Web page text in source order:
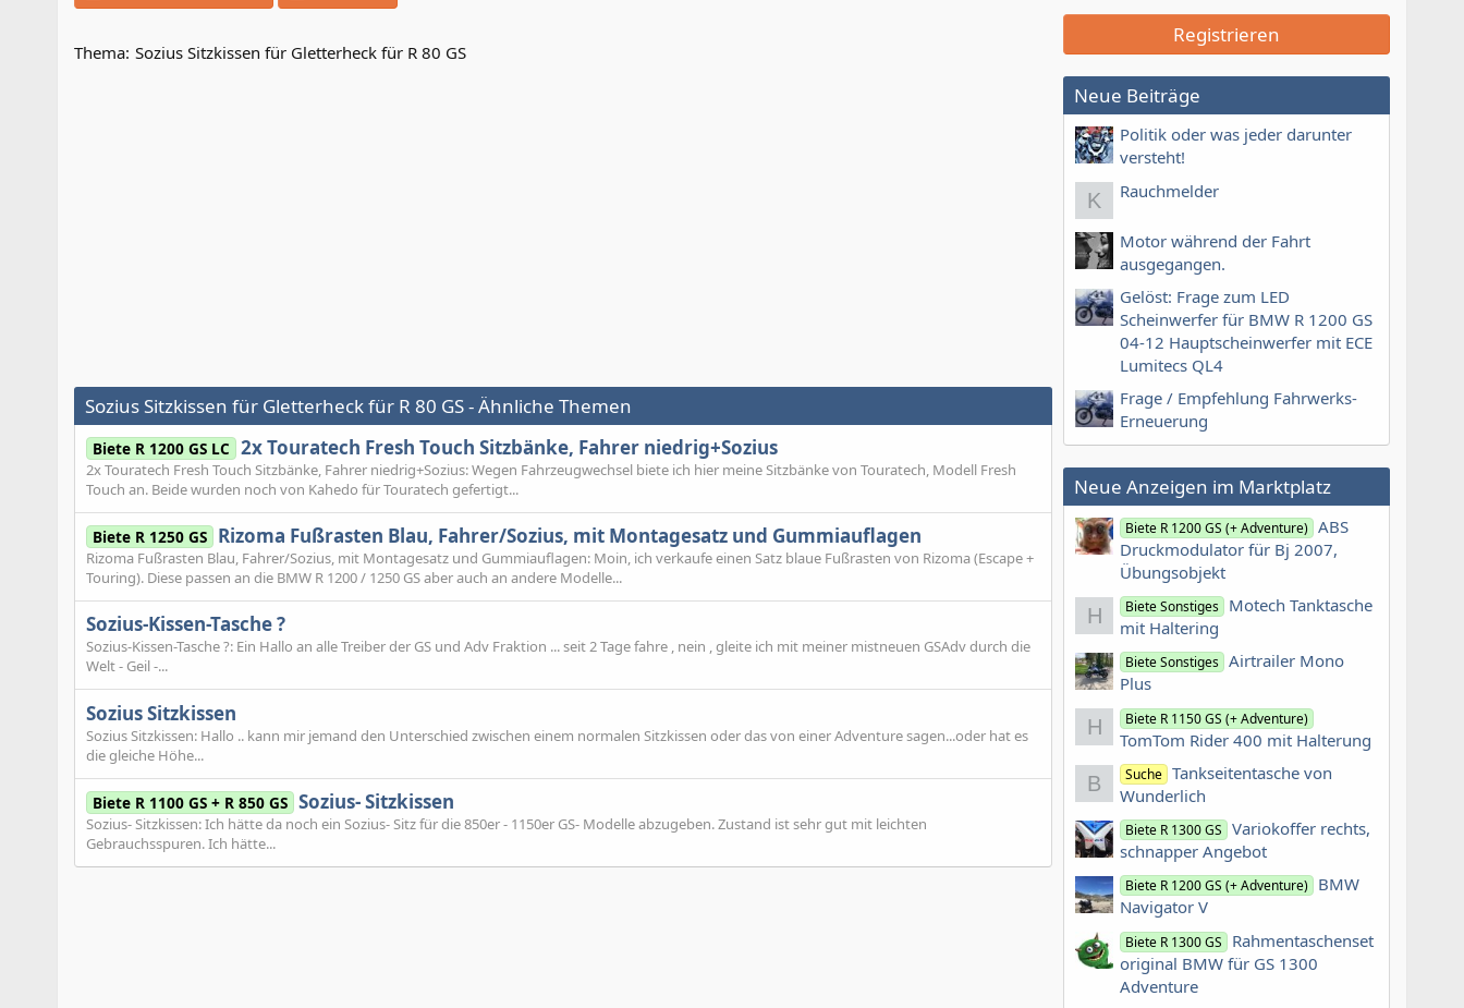
Thema: Sozius Sitzkissen für Gletterheck für R 80 GS
Sozius Sitzkissen für Gletterheck für R 80 GS - Ähnliche Themen
Biete R 1200 GS LC 2x Touratech Fresh Touch Sitzbänke, Fahrer niedrig+Sozius
2x Touratech Fresh Touch Sitzbänke, Fahrer niedrig+Sozius: Wegen Fahrzeugwechsel biete ich hier meine Sitzbänke von Touratech, Modell Fresh
Touch an. Beide wurden noch von Kahedo für Touratech gefertigt...
Biete R 1250 GS Rizoma Fußrasten Blau, Fahrer/Sozius, mit Montagesatz und Gummiauflagen
Rizoma Fußrasten Blau, Fahrer/Sozius, mit Montagesatz und Gummiauflagen: Moin, ich verkaufe einen Satz blaue Fußrasten von Rizoma (Escape +
Touring). Diese passen an die BMW R 1200 / 1250 GS aber auch an andere Modelle...
Sozius-Kissen-Tasche ?
Sozius-Kissen-Tasche ?: Ein Hallo an alle Treiber der GS und Adv Fraktion ... seit 2 Tage fahre , nein , gleite ich mit meiner mistneuen GSAdv durch die
Welt - Geil -...
Sozius Sitzkissen
Sozius Sitzkissen: Hallo .. kann mir jemand den Unterschied zwischen einem normalen Sitzkissen oder das von einer Adventure sagen...oder hat es
die gleiche Höhe...
Biete R 1100 GS + R 850 GS Sozius- Sitzkissen
Sozius- Sitzkissen: Ich hätte da noch ein Sozius- Sitz für die 850er - 1150er GS- Modelle abzugeben. Zustand ist sehr gut mit leichten
Gebrauchsspuren. Ich hätte...
Registrieren
Neue Beiträge
Politik oder was jeder darunter
versteht!
K Rauchmelder
Motor während der Fahrt
ausgegangen.
Gelöst: Frage zum LED
Scheinwerfer für BMW R 1200 GS
04-12 Hauptscheinwerfer mit ECE
Lumitecs QL4
Frage / Empfehlung Fahrwerks-
Erneuerung
Neue Anzeigen im Marktplatz
Biete R 1200 GS (+ Adventure) ABS
Druckmodulator für Bj 2007,
Übungsobjekt
H Biete Sonstiges Motech Tanktasche
mit Haltering
Biete Sonstiges Airtrailer Mono
Plus
H Biete R 1150 GS (+ Adventure)
TomTom Rider 400 mit Halterung
B Suche Tankseitentasche von
Wunderlich
Biete R 1300 GS
Variokoffer rechts,
schnapper Angebot
Biete R 1200 GS (+ Adventure) BMW
Navigator V
Biete R 1300 GS
Rahmentaschenset
original BMW für GS 1300
Adventure